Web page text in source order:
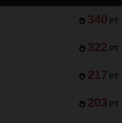
340 PT
322 PT
217 PT
203 PT